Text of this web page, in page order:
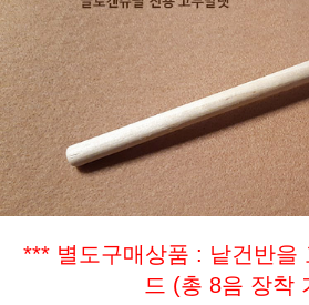
*** 별도구매상품 : 낱건반을
드 (총 8음 장착